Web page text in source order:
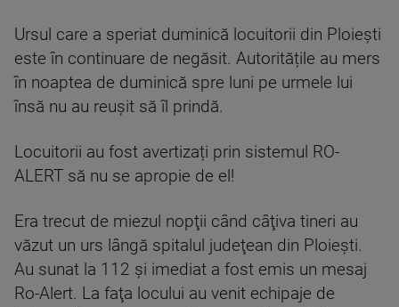
Ursul care a speriat duminică locuitorii din Ploieşti
este în continuare de negăsit. Autoritățile au mers
în noaptea de duminică spre luni pe urmele lui
însă nu au reușit să îl prindă.
Locuitorii au fost avertizați prin sistemul RO-
ALERT să nu se apropie de el!
Era trecut de miezul nopţii când câţiva tineri au
văzut un urs lângă spitalul judeţean din Ploieşti.
Au sunat la 112 şi imediat a fost emis un mesaj
Ro-Alert. La faţa locului au venit echipaje de